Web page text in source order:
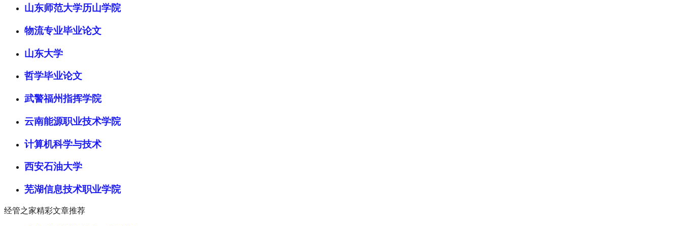
山东师范大学历山学院
物流专业毕业论文
山东大学
哲学毕业论文
武警福州指挥学院
云南能源职业技术学院
计算机科学与技术
西安石油大学
芜湖信息技术职业学院
经管之家精彩文章推荐